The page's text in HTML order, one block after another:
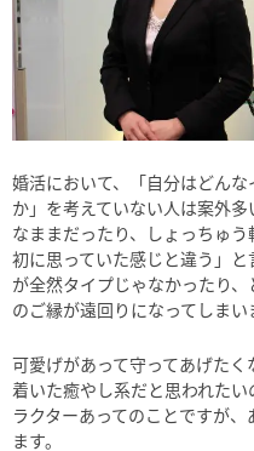
婚活において、「自分はどん
か」を考えていない人は案外
なままだったり、しょっちゅ
初に思っていた感じと違う」
が全然タイプじゃなかったり
のご縁が遠回りになってしまい
可愛げがあって守ってあげた
着いた癒やし系だと思われた
ラクターあってのことですが
ます。